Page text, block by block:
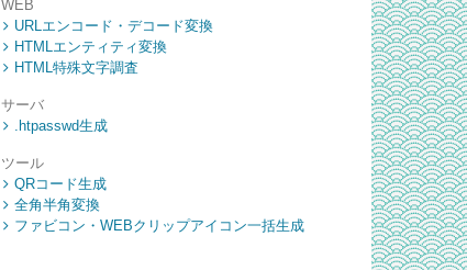
WEB
URLエンコード・デコード変換
HTMLエンティティ変換
HTML特殊文字調査
サーバ
.htpasswd生成
ツール
QRコード生成
全角半角変換
ファビコン・WEBクリップアイコン一括生成